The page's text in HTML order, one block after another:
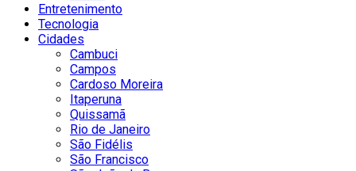
Entretenimento
Tecnologia
Cidades
Cambuci
Campos
Cardoso Moreira
Itaperuna
Quissamã
Rio de Janeiro
São Fidélis
São Francisco